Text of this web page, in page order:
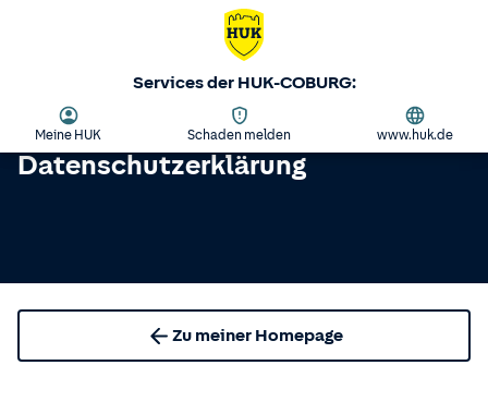
Services der HUK-COBURG:
Meine HUK Schaden melden www.huk.de
Datenschutzerklärung
Zu meiner Homepage